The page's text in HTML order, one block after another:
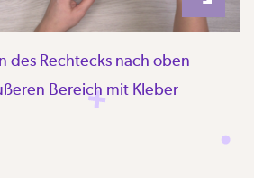
des Rechtecks nach oben
Bereich mit Kleber